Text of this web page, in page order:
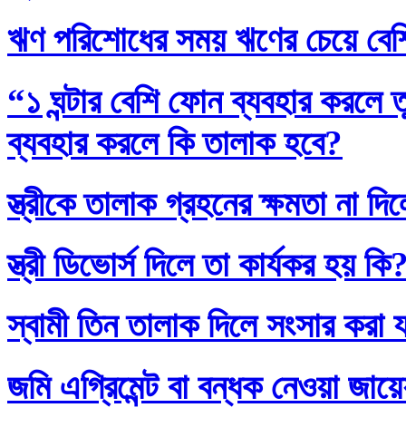
ঋণ পরিশোধের সময় ঋণের চেয়ে
“১ ঘন্টার বেশি ফোন ব্যবহার
ব্যবহার করলে কি তালাক হবে?
স্ত্রীকে তালাক গ্রহনের ক্ষমতা না
স্ত্রী ডিভোর্স দিলে তা কার্যকর হয়
স্বামী তিন তালাক দিলে সংসার করা
জমি এগ্রিমেন্ট বা বন্ধক নেওয়া